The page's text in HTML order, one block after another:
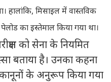
हालांकि, मिसाइल में वास्तविक
का इस्तेमाल किया गया था।
को सेना के नियमित
बताया है। उनका कहना
कानूनों के अनुरूप किया गया